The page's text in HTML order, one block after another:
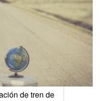
de tren de